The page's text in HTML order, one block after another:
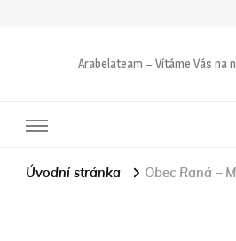
Arabelateam – Vítáme Vás na
Úvodní stránka Obec Raná –